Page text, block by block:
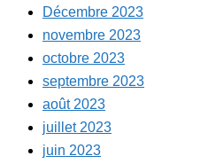
Décembre 2023
novembre 2023
octobre 2023
septembre 2023
août 2023
juillet 2023
juin 2023